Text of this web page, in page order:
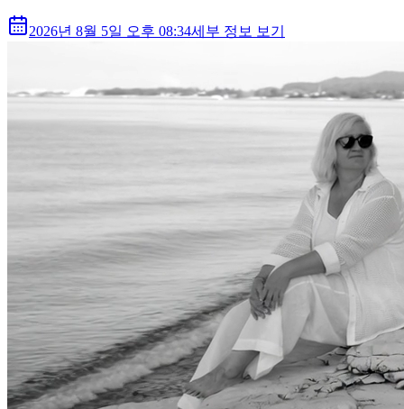
2026년 8월 5일 오후 08:34세부 정보 보기